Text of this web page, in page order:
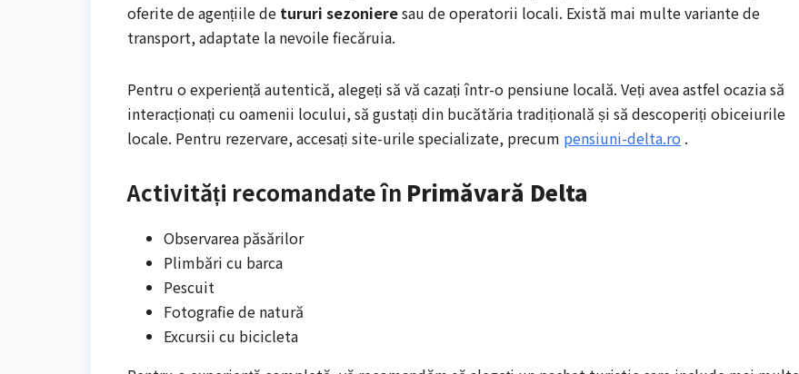
oferite de agențiile de tururi sezonieresau de operatorii locali. Există mai multe variante de
transport, adaptate la nevoile fiecăruia.
Pentru o experiență autentică, alegeți să vă cazați într-o pensiune locală. Veți avea astfel ocazia să
interacționați cu oamenii locului, să gustați din bucătăria tradițională și să descoperiți obiceiurile
locale. Pentru rezervare, accesați site-urile specializate, precum pensiuni-delta.ro .
Activități recomandate în Primăvară Delta
Observarea păsărilor
Plimbări cu barca
Pescuit
Fotografie de natură
Excursii cu bicicleta